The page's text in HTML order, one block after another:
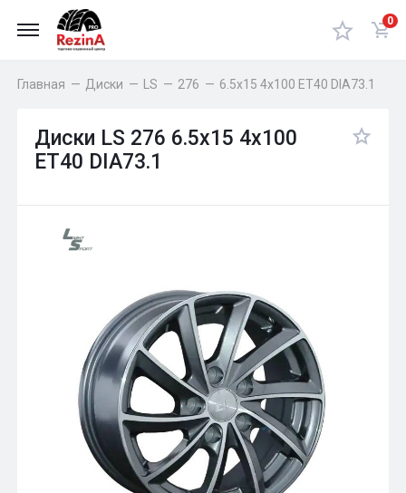
0
Главная — Диски — LS — 276 — 6.5x15 4x100 ET40 DIA73.1
Диски LS 276 6.5x15 4x100
ET40 DIA73.1